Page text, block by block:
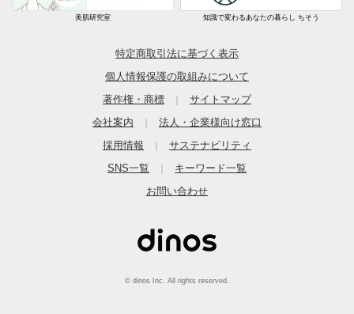
美肌研究室 知識で変わるあなたの暮らし ちそう
特定商取引法に基づく表示
個人情報保護の取組みについて
著作権・商標
サイトマップ
会社案内
法人・企業様向け窓口
採用情報
サステナビリティ
SNS一覧
キーワード一覧
お問い合わせ
© dinos Inc. All rights reserved.